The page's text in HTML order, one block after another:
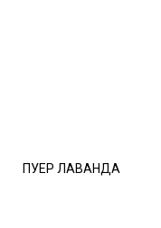
ПУЕР ЛАВАНДА